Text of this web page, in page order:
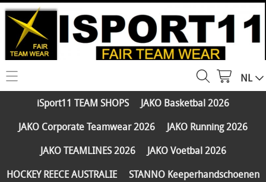
HOME
WEBSHOP
PARTNERS
NL
iSport11 TEAM SHOPS
JAKO Basketbal 2026
JAKO Corporate Teamwear 2026
JAKO Running 2026
JAKO TEAMLINES 2026
JAKO Voetbal 2026
HOCKEY REECE AUSTRALIE
STANNO Keeperhandschoenen